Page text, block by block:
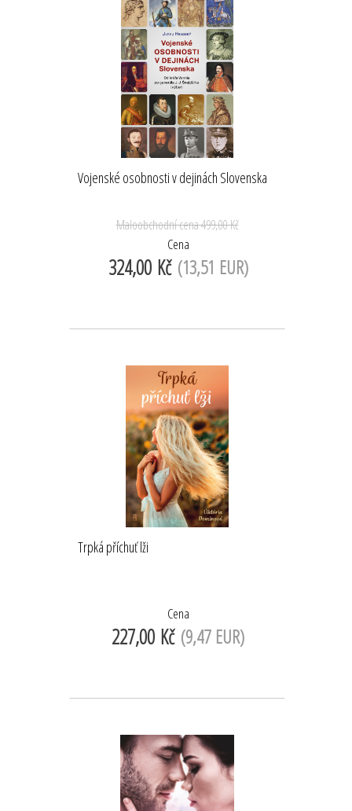
Vojenské osobnosti v dejinách Slovenska
Maloobchodní cena499,00 Kč
Cena
324,00 Kč (13,51 EUR)
Trpká příchuť lži
Cena
227,00 Kč (9,47 EUR)